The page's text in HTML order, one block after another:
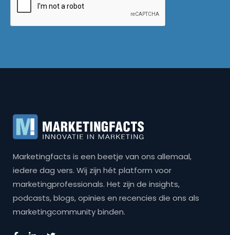
Marketingfacts is een beetje van ons allemaal,
iedere dag vers. Wij zijn hét platform voor
marketingprofessionals. Het zijn de insights,
podcasts, blogs, opinies en recencies die ons als
marketingcommunity binden.